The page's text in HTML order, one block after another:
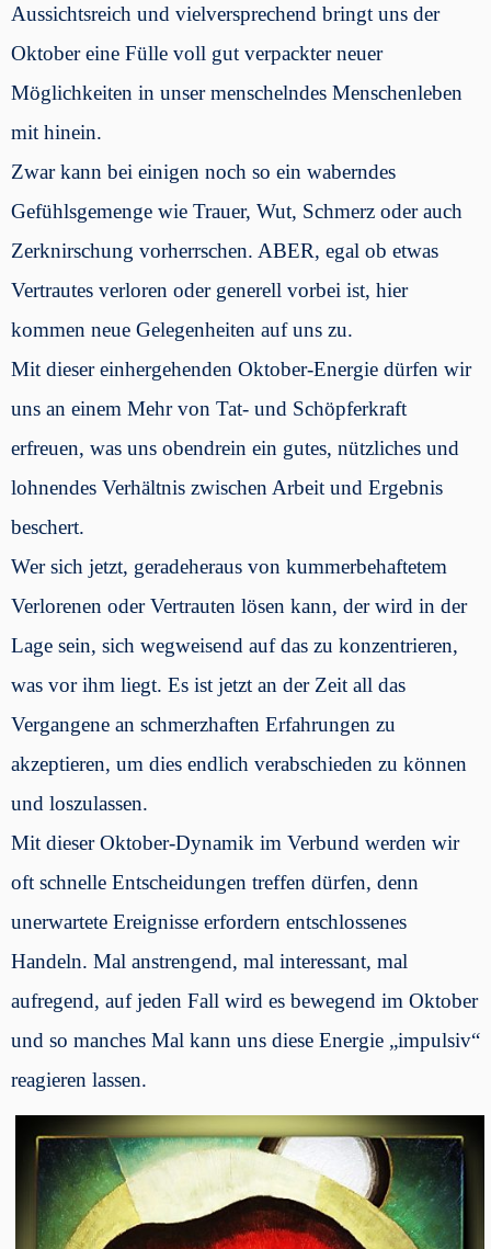
Aussichtsreich und vielversprechend bringt uns der
Oktober eine Fülle voll gut verpackter neuer
Möglichkeiten in unser menschelndes Menschenleben
mit hinein.
Zwar kann bei einigen noch so ein waberndes
Gefühlsgemenge wie Trauer, Wut, Schmerz oder auch
Zerknirschung vorherrschen. ABER, egal ob etwas
Vertrautes verloren oder generell vorbei ist, hier
kommen neue Gelegenheiten auf uns zu.
Mit dieser einhergehenden Oktober-Energie dürfen wir
uns an einem Mehr von Tat- und Schöpferkraft
erfreuen, was uns obendrein ein gutes, nützliches und
lohnendes Verhältnis zwischen Arbeit und Ergebnis
beschert.
Wer sich jetzt, geradeheraus von kummerbehaftetem
Verlorenen oder Vertrauten lösen kann, der wird in der
Lage sein, sich wegweisend auf das zu konzentrieren,
was vor ihm liegt. Es ist jetzt an der Zeit all das
Vergangene an schmerzhaften Erfahrungen zu
akzeptieren, um dies endlich verabschieden zu können
und loszulassen.
Mit dieser Oktober-Dynamik im Verbund werden wir
oft schnelle Entscheidungen treffen dürfen, denn
unerwartete Ereignisse erfordern entschlossenes
Handeln. Mal anstrengend, mal interessant, mal
aufregend, auf jeden Fall wird es bewegend im Oktober
und so manches Mal kann uns diese Energie „impulsiv“
reagieren lassen.